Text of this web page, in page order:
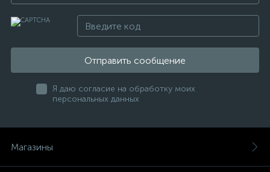
Отправить сообщение
Я даю согласие на обработку моих
персональных данных
Магазины